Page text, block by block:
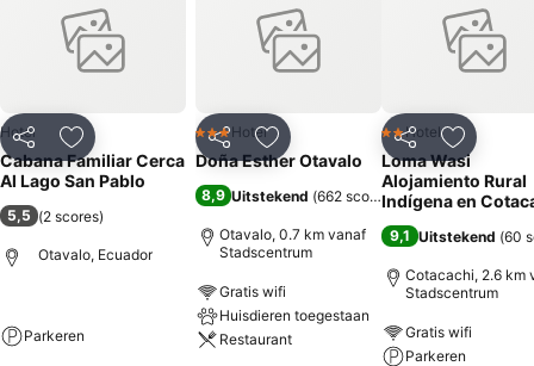
Delen Toevoegen aan favorieten
Hotel
Cabana Familiar Cerca
Al Lago San Pablo
5,5 (2 scores)
Otavalo, Ecuador
Parkeren
Delen Toevoegen aan favorieten
3 Sterren
Hotel
Doña Esther Otavalo
8,9 Uitstekend (662 scores)
Otavalo, 0.7 km vanaf
Stadscentrum
Gratis wifi
Huisdieren toegestaan
Restaurant
Delen
2 Sterren
Hotel
Loma Wasi
Alojamiento Rural
Indígena en
9,1 Uitstekend (60
Cotacachi, 2.6 km
Stadscentrum
Gratis wifi
Parkeren